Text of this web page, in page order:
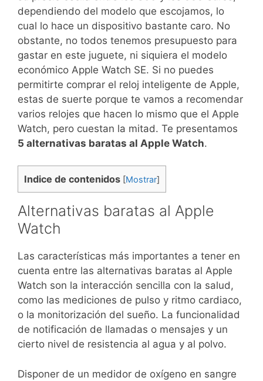
dependiendo del modelo que escojamos, lo
cual lo hace un dispositivo bastante caro. No
obstante, no todos tenemos presupuesto para
gastar en este juguete, ni siquiera el modelo
económico Apple Watch SE. Si no puedes
permitirte comprar el reloj inteligente de Apple,
estas de suerte porque te vamos a recomendar
varios relojes que hacen lo mismo que el Apple
Watch, pero cuestan la mitad. Te presentamos
5 alternativas baratas al Apple Watch.
Indice de contenidos [Mostrar]
Alternativas baratas al Apple
Watch
Las características más importantes a tener en
cuenta entre las alternativas baratas al Apple
Watch son la interacción sencilla con la salud,
como las mediciones de pulso y ritmo cardiaco,
o la monitorización del sueño. La funcionalidad
de notificación de llamadas o mensajes y un
cierto nivel de resistencia al agua y al polvo.
Disponer de un medidor de oxígeno en sangre